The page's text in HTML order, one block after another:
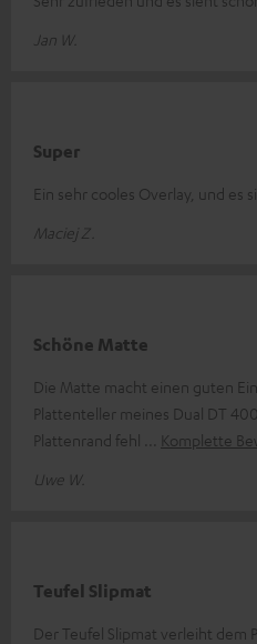
Jan W.
Super
Ein sehr cooles Overlay, und es
Maciej Z.
Schöne Matte
Die Matte macht einen guten
Plattenteller meines Dual DT
Plattenrand fehl
Komplette
Uwe W.
Teufel Slipmat
Der Teufel Slipmat verleiht dem